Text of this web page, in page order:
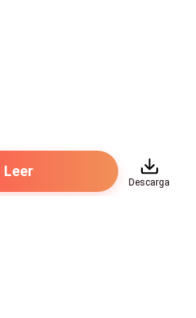
.
Leer
Descarga